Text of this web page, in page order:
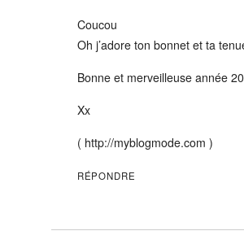
Coucou
Oh j’adore ton bonnet et ta
Bonne et merveilleuse année
Xx
( http://myblogmode.com )
RÉPONDRE